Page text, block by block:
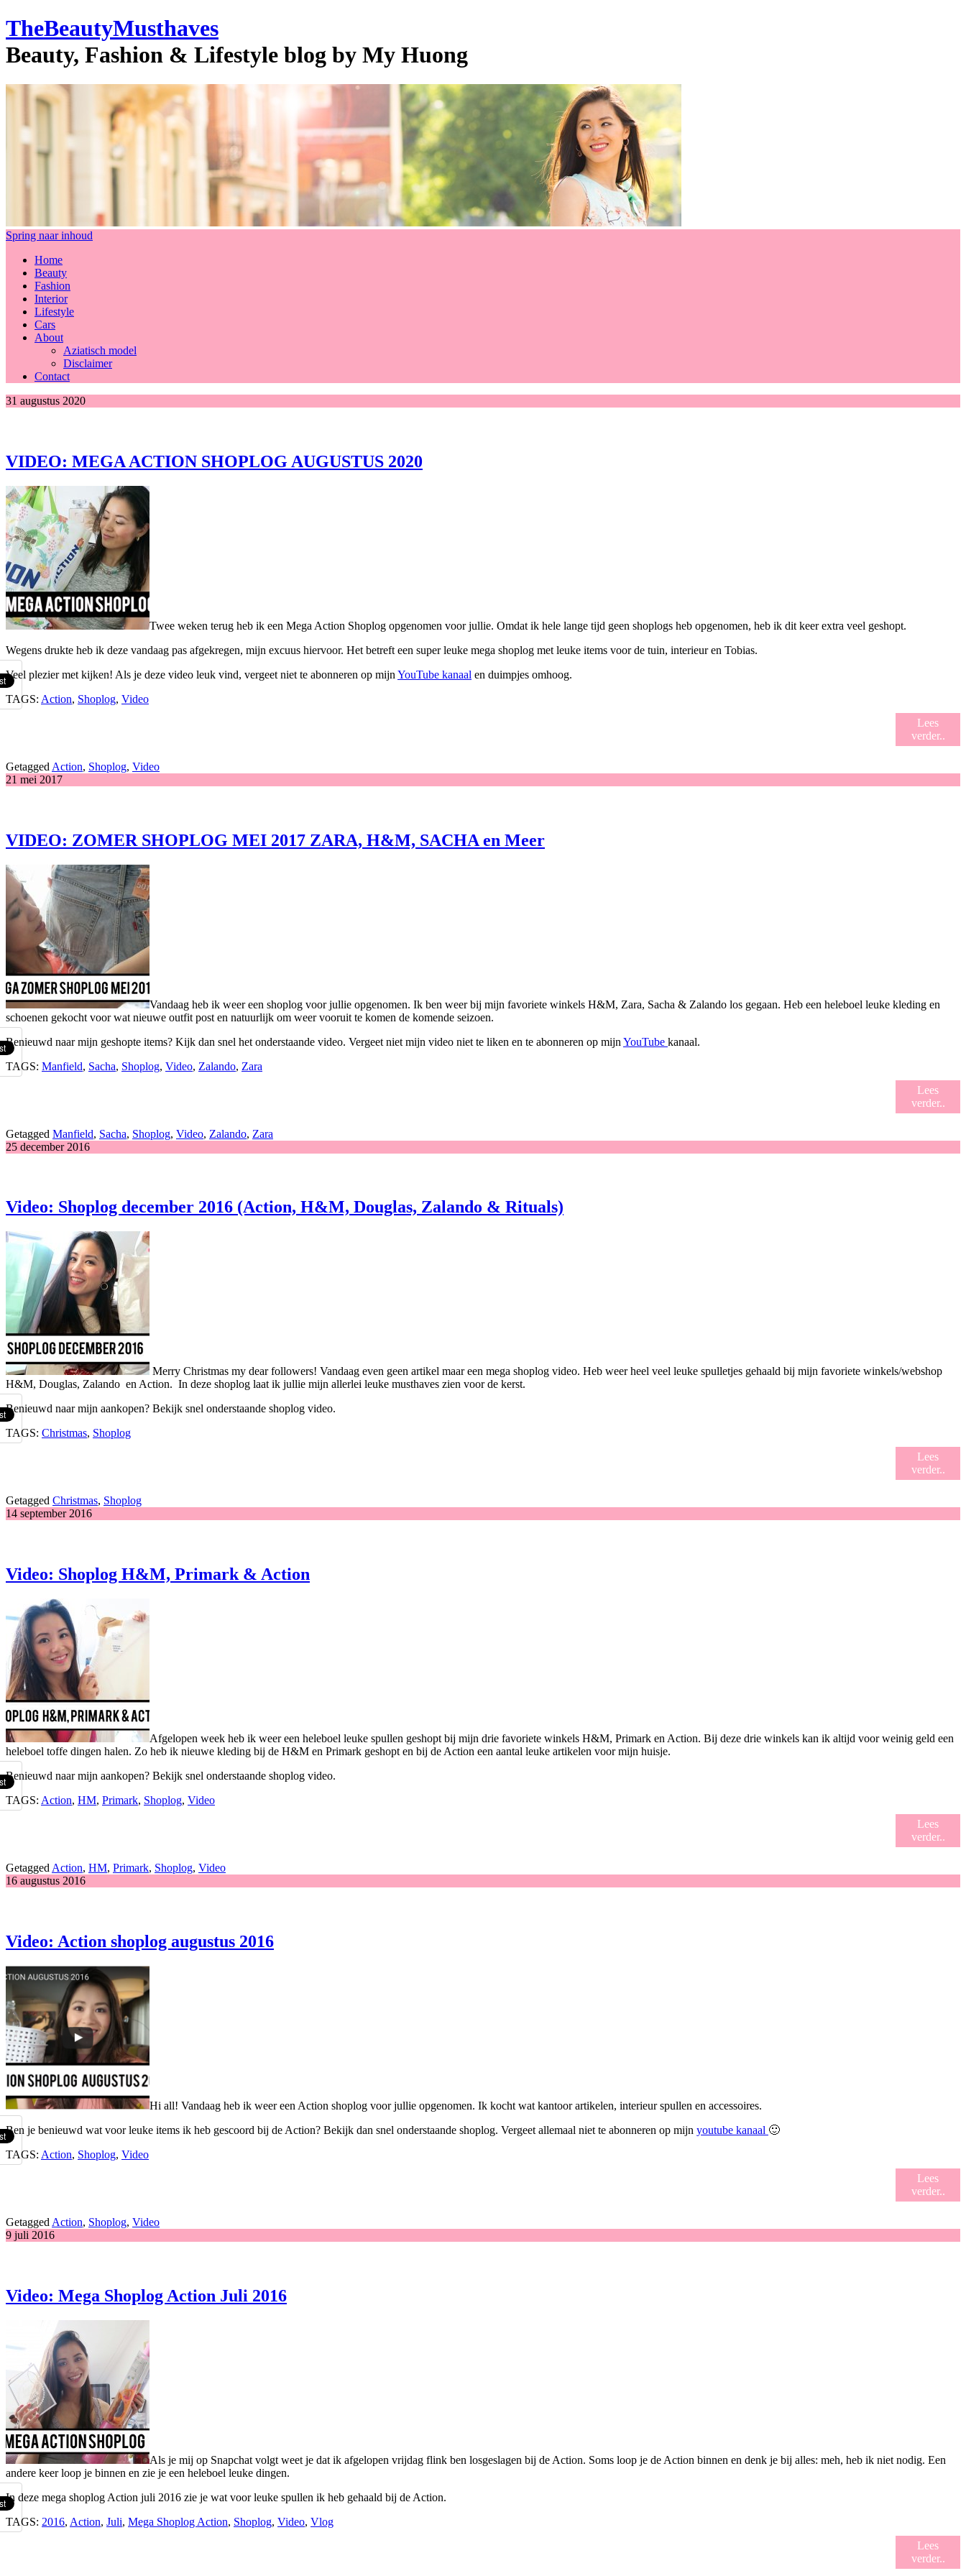
TheBeautyMusthaves
Beauty, Fashion & Lifestyle blog by My Huong
Spring naar inhoud
Home
Beauty
Fashion
Interior
Lifestyle
Cars
About
Aziatisch model
Disclaimer
Contact
31 augustus 2020
VIDEO: MEGA ACTION SHOPLOG AUGUSTUS 2020
Twee weken terug heb ik een Mega Action Shoplog opgenomen voor jullie. Omdat ik hele lange tijd geen shoplogs heb opgenomen, heb ik dit keer extra veel geshopt.
Wegens drukte heb ik deze vandaag pas afgekregen, mijn excuus hiervoor. Het betreft een super leuke mega shoplog met leuke items voor de tuin, interieur en Tobias.
Veel plezier met kijken! Als je deze video leuk vind, vergeet niet te abonneren op mijn YouTube kanaal en duimpjes omhoog.
TAGS: Action, Shoplog, Video
Lees
verder..
Getagged Action, Shoplog, Video
21 mei 2017
VIDEO: ZOMER SHOPLOG MEI 2017 ZARA, H&M, SACHA en Meer
Vandaag heb ik weer een shoplog voor jullie opgenomen. Ik ben weer bij mijn favoriete winkels H&M, Zara, Sacha & Zalando los gegaan. Heb een heleboel leuke kleding en
schoenen gekocht voor wat nieuwe outfit post en natuurlijk om weer vooruit te komen de komende seizoen.
Benieuwd naar mijn geshopte items? Kijk dan snel het onderstaande video. Vergeet niet mijn video niet te liken en te abonneren op mijn YouTube kanaal.
TAGS: Manfield, Sacha, Shoplog, Video, Zalando, Zara
Lees
verder..
Getagged Manfield, Sacha, Shoplog, Video, Zalando, Zara
25 december 2016
Video: Shoplog december 2016 (Action, H&M, Douglas, Zalando & Rituals)
Merry Christmas my dear followers! Vandaag even geen artikel maar een mega shoplog video. Heb weer heel veel leuke spulletjes gehaald bij mijn favoriete winkels/webshop
H&M, Douglas, Zalando en Action. In deze shoplog laat ik jullie mijn allerlei leuke musthaves zien voor de kerst.
Benieuwd naar mijn aankopen? Bekijk snel onderstaande shoplog video.
TAGS: Christmas, Shoplog
Lees
verder..
Getagged Christmas, Shoplog
14 september 2016
Video: Shoplog H&M, Primark & Action
Afgelopen week heb ik weer een heleboel leuke spullen geshopt bij mijn drie favoriete winkels H&M, Primark en Action. Bij deze drie winkels kan ik altijd voor weinig geld een
heleboel toffe dingen halen. Zo heb ik nieuwe kleding bij de H&M en Primark geshopt en bij de Action een aantal leuke artikelen voor mijn huisje.
Benieuwd naar mijn aankopen? Bekijk snel onderstaande shoplog video.
TAGS: Action, HM, Primark, Shoplog, Video
Lees
verder..
Getagged Action, HM, Primark, Shoplog, Video
16 augustus 2016
Video: Action shoplog augustus 2016
Hi all! Vandaag heb ik weer een Action shoplog voor jullie opgenomen. Ik kocht wat kantoor artikelen, interieur spullen en accessoires.
Ben je benieuwd wat voor leuke items ik heb gescoord bij de Action? Bekijk dan snel onderstaande shoplog. Vergeet allemaal niet te abonneren op mijn youtube kanaal 🙂
TAGS: Action, Shoplog, Video
Lees
verder..
Getagged Action, Shoplog, Video
9 juli 2016
Video: Mega Shoplog Action Juli 2016
Als je mij op Snapchat volgt weet je dat ik afgelopen vrijdag flink ben losgeslagen bij de Action. Soms loop je de Action binnen en denk je bij alles: meh, heb ik niet nodig. Een
andere keer loop je binnen en zie je een heleboel leuke dingen.
In deze mega shoplog Action juli 2016 zie je wat voor leuke spullen ik heb gehaald bij de Action.
TAGS: 2016, Action, Juli, Mega Shoplog Action, Shoplog, Video, Vlog
Lees
verder..